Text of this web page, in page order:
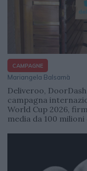
CAMPAGNE
Mariangela Balsamà
Deliveroo,
campagna
World Cup 2026,
media da 100